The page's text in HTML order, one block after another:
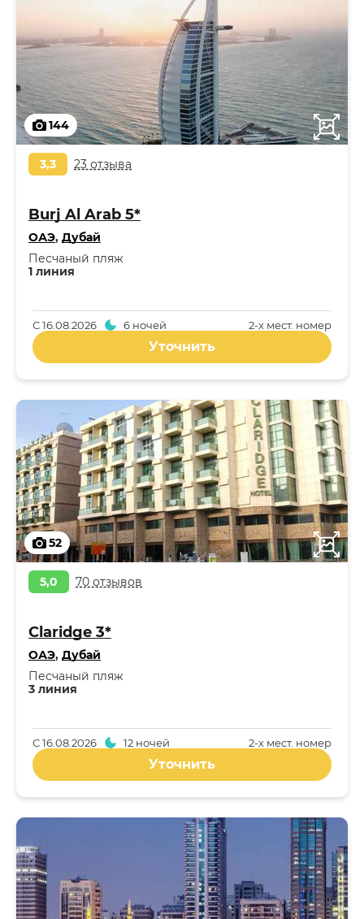
144
3,3 23 отзыва
Burj Al Arab 5*
ОАЭ, Дубай
1 линия
Песчаный пляж
2-x мест. номер
С16.08.2026 6 ночей
Уточнить
52
5,0 70 отзывов
Claridge 3*
ОАЭ, Дубай
3 линия
Песчаный пляж
2-x мест. номер
С16.08.2026 12 ночей
Уточнить